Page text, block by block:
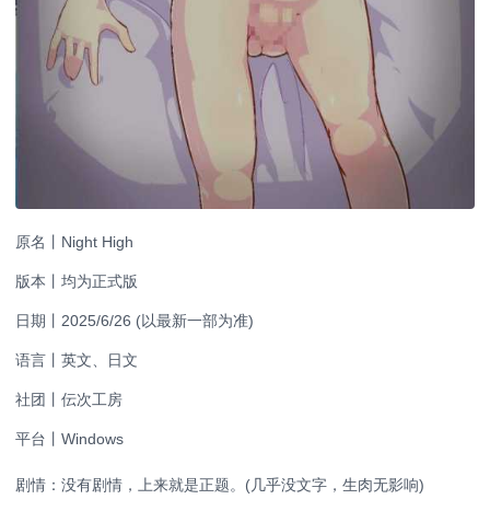
原名丨Night High
版本丨均为正式版
日期丨2025/6/26 (以最新一部为准)
语言丨英文、日文
社团丨伝次工房
平台丨Windows
剧情：没有剧情，上来就是正题。(几乎没文字，生肉无影响)